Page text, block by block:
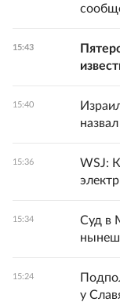
15:43
15:40
15:36
WSJ:
15:34
Суд в
15:24
у